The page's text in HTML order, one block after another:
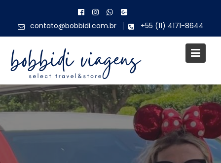
content contato@bobbidi.com.br +55 (11) 4171-8644